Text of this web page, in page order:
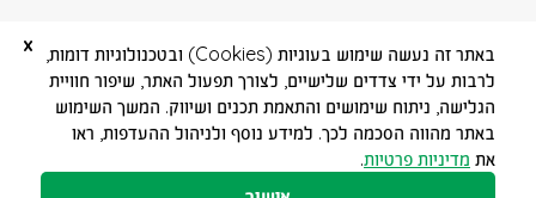
x באתר זה נעשה שימוש בעוגיות (Cookies) ובטכנולוגיות דומות,
לרבות על ידי צדדים שלישיים, לצורך תפעול האתר, שיפור חוויית
הגלישה, ניתוח שימושים והתאמת תכנים ושיווק. המשך השימוש
באתר מהווה הסכמה לכך. למידע נוסף ולניהול ההעדפות, ראו
את מדיניות פרטיות.